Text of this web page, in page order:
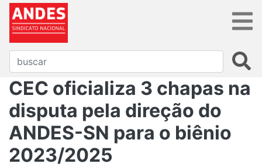
CEC oficializa 3 chapas na
disputa pela direção do
ANDES-SN para o biênio
2023/2025